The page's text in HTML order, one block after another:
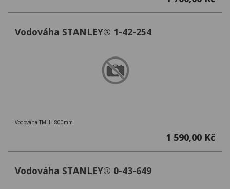
Vodováha STANLEY® 1-42-254
Vodováha TMLH 800mm
1 590,00 Kč
Vodováha STANLEY® 0-43-649